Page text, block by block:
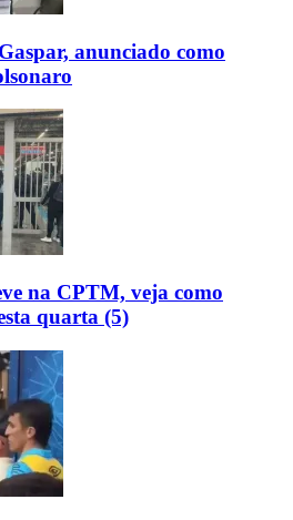
anunciado como
na CPTM, veja como
quarta (5)